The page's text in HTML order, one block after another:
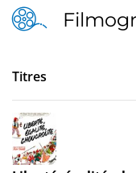
Titres